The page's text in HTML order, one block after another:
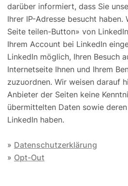
darüber informiert, dass Sie
Ihrer IP-Adresse besucht haben.
Seite teilen-Button» von
Ihrem Account bei LinkedIn
LinkedIn möglich, Ihren Besuch
Internetseite Ihnen und Ihrem
zuzuordnen. Wir weisen darauf
Anbieter der Seiten keine
übermittelten Daten sowie
LinkedIn haben.
» Datenschutzerklärung
» Opt-Out